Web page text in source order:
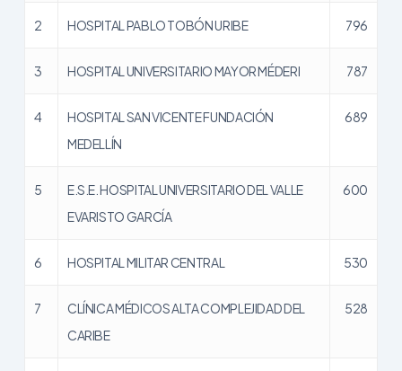
2 HOSPITAL PABLO TOBÓN URIBE 796
3 HOSPITAL UNIVERSITARIO MAYOR MÉDERI 787
4
HOSPITAL SAN VICENTE FUNDACIÓN
MEDELLÍN
689
5
E.S.E. HOSPITAL UNIVERSITARIO DEL VALLE
EVARISTO GARCÍA
600
6 HOSPITAL MILITAR CENTRAL 530
7
CLÍNICA MÉDICOS ALTA COMPLEJIDAD DEL
CARIBE
528